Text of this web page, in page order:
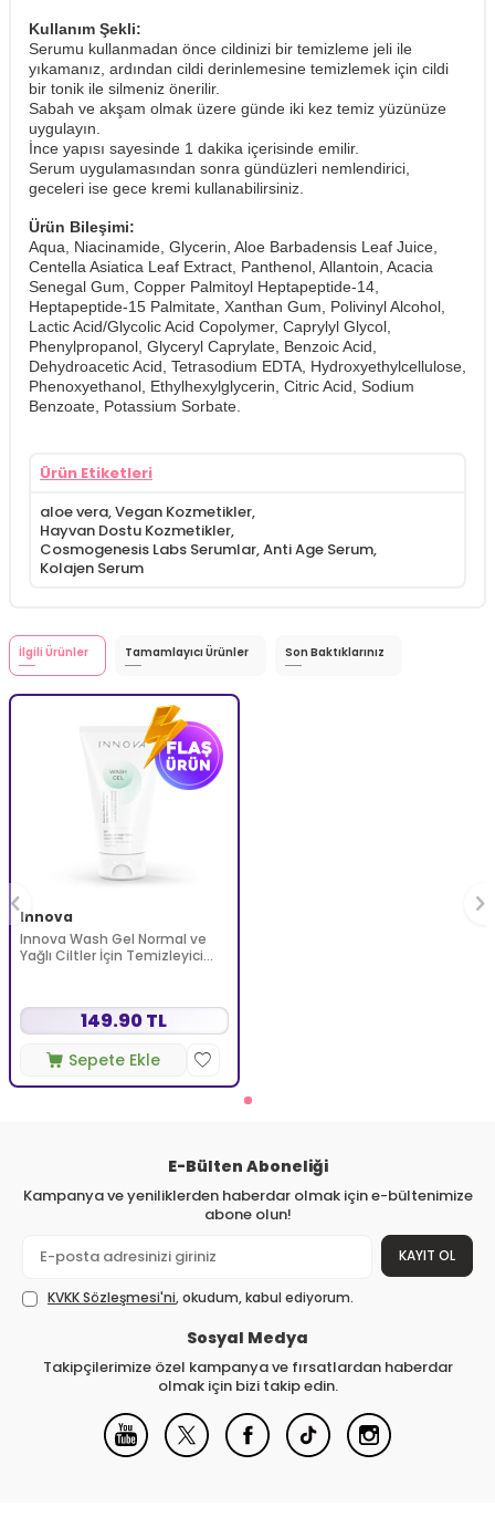
Kullanım Şekli:
Serumu kullanmadan önce cildinizi bir temizleme jeli ile
yıkamanız, ardından cildi derinlemesine temizlemek için cildi
bir tonik ile silmeniz önerilir.
Sabah ve akşam olmak üzere günde iki kez temiz yüzünüze
uygulayın.
İnce yapısı sayesinde 1 dakika içerisinde emilir.
Serum uygulamasından sonra gündüzleri nemlendirici,
geceleri ise gece kremi kullanabilirsiniz.
Ürün Bileşimi:
Aqua, Niacinamide, Glycerin, Aloe Barbadensis Leaf Juice,
Centella Asiatica Leaf Extract, Panthenol, Allantoin, Acacia
Senegal Gum, Copper Palmitoyl Heptapeptide-14,
Heptapeptide-15 Palmitate, Xanthan Gum, Polivinyl Alcohol,
Lactic Acid/Glycolic Acid Copolymer, Caprylyl Glycol,
Phenylpropanol, Glyceryl Caprylate, Benzoic Acid,
Dehydroacetic Acid, Tetrasodium EDTA, Hydroxyethylcellulose,
Phenoxyethanol, Ethylhexylglycerin, Citric Acid, Sodium
Benzoate, Potassium Sorbate.
Ürün Etiketleri
aloe vera,Vegan Kozmetikler,
Hayvan Dostu Kozmetikler,
Cosmogenesis Labs Serumlar,Anti Age Serum,
Kolajen Serum
İlgili Ürünler Tamamlayıcı Ürünler Son Baktıklarınız
Innova
Innova Wash Gel Normal ve
Yağlı Ciltler İçin Temizleyici
149.90 TL
Sepete Ekle
E-Bülten Aboneliği
Kampanya ve yeniliklerden haberdar olmak için e-bültenimize
abone olun!
KAYIT OL
KVKK Sözleşmesi'ni, okudum, kabul ediyorum.
Sosyal Medya
Takipçilerimize özel kampanya ve fırsatlardan haberdar
olmak için bizi takip edin.